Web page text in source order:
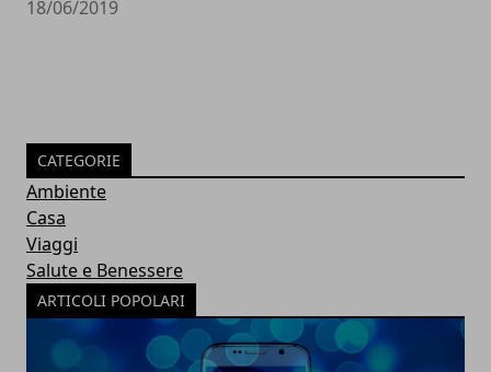
18/06/2019
CATEGORIE
Ambiente
Casa
Viaggi
Salute e Benessere
ARTICOLI POPOLARI